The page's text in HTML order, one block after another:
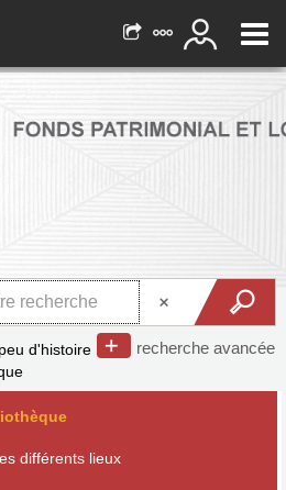
recherche avancée
d'histoire
différents lieux